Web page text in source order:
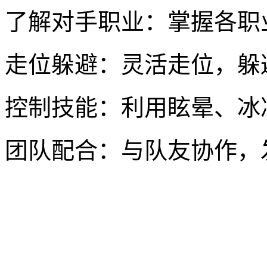
了解对手职业：掌握各
走位躲避：灵活走位，
控制技能：利用眩晕、
团队配合：与队友协作